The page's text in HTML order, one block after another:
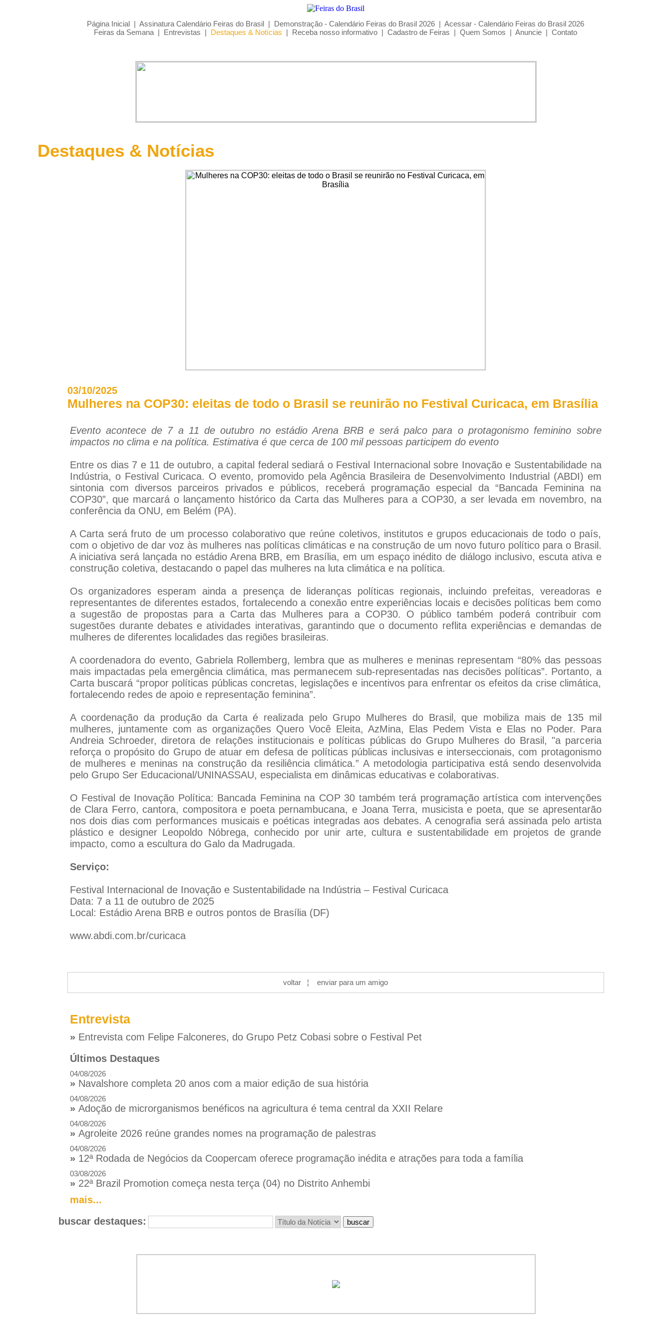
Página Inicial | Assinatura Calendário Feiras do Brasil | Demonstração - Calendário Feiras do Brasil 2026 | Acessar - Calendário Feiras do Brasil 2026
Feiras da Semana | Entrevistas | Destaques & Notícias | Receba nosso informativo | Cadastro de Feiras | Quem Somos | Anuncie | Contato
Destaques & Notícias
03/10/2025
Mulheres na COP30: eleitas de todo o Brasil se reunirão no Festival Curicaca, em Brasília
Evento acontece de 7 a 11 de outubro no estádio Arena BRB e será palco para o protagonismo feminino sobre
impactos no clima e na política. Estimativa é que cerca de 100 mil pessoas participem do evento
Entre os dias 7 e 11 de outubro, a capital federal sediará o Festival Internacional sobre Inovação e Sustentabilidade na
Indústria, o Festival Curicaca. O evento, promovido pela Agência Brasileira de Desenvolvimento Industrial (ABDI) em
sintonia com diversos parceiros privados e públicos, receberá programação especial da “Bancada Feminina na
COP30”, que marcará o lançamento histórico da Carta das Mulheres para a COP30, a ser levada em novembro, na
conferência da ONU, em Belém (PA).
A Carta será fruto de um processo colaborativo que reúne coletivos, institutos e grupos educacionais de todo o país,
com o objetivo de dar voz às mulheres nas políticas climáticas e na construção de um novo futuro político para o Brasil.
A iniciativa será lançada no estádio Arena BRB, em Brasília, em um espaço inédito de diálogo inclusivo, escuta ativa e
construção coletiva, destacando o papel das mulheres na luta climática e na política.
Os organizadores esperam ainda a presença de lideranças políticas regionais, incluindo prefeitas, vereadoras e
representantes de diferentes estados, fortalecendo a conexão entre experiências locais e decisões políticas bem como
a sugestão de propostas para a Carta das Mulheres para a COP30. O público também poderá contribuir com
sugestões durante debates e atividades interativas, garantindo que o documento reflita experiências e demandas de
mulheres de diferentes localidades das regiões brasileiras.
A coordenadora do evento, Gabriela Rollemberg, lembra que as mulheres e meninas representam “80% das pessoas
mais impactadas pela emergência climática, mas permanecem sub-representadas nas decisões políticas”. Portanto, a
Carta buscará “propor políticas públicas concretas, legislações e incentivos para enfrentar os efeitos da crise climática,
fortalecendo redes de apoio e representação feminina”.
A coordenação da produção da Carta é realizada pelo Grupo Mulheres do Brasil, que mobiliza mais de 135 mil
mulheres, juntamente com as organizações Quero Você Eleita, AzMina, Elas Pedem Vista e Elas no Poder. Para
Andreia Schroeder, diretora de relações institucionais e políticas públicas do Grupo Mulheres do Brasil, "a parceria
reforça o propósito do Grupo de atuar em defesa de políticas públicas inclusivas e interseccionais, com protagonismo
de mulheres e meninas na construção da resiliência climática.” A metodologia participativa está sendo desenvolvida
pelo Grupo Ser Educacional/UNINASSAU, especialista em dinâmicas educativas e colaborativas.
O Festival de Inovação Política: Bancada Feminina na COP 30 também terá programação artística com intervenções
de Clara Ferro, cantora, compositora e poeta pernambucana, e Joana Terra, musicista e poeta, que se apresentarão
nos dois dias com performances musicais e poéticas integradas aos debates. A cenografia será assinada pelo artista
plástico e designer Leopoldo Nóbrega, conhecido por unir arte, cultura e sustentabilidade em projetos de grande
impacto, como a escultura do Galo da Madrugada.
Serviço:
Festival Internacional de Inovação e Sustentabilidade na Indústria – Festival Curicaca
Data: 7 a 11 de outubro de 2025
Local: Estádio Arena BRB e outros pontos de Brasília (DF)
www.abdi.com.br/curicaca
voltar ¦ enviar para um amigo
Entrevista
» Entrevista com Felipe Falconeres, do Grupo Petz Cobasi sobre o Festival Pet
Últimos Destaques
04/08/2026
» Navalshore completa 20 anos com a maior edição de sua história
04/08/2026
» Adoção de microrganismos benéficos na agricultura é tema central da XXII Relare
04/08/2026
» Agroleite 2026 reúne grandes nomes na programação de palestras
04/08/2026
» 12ª Rodada de Negócios da Coopercam oferece programação inédita e atrações para toda a família
03/08/2026
» 22ª Brazil Promotion começa nesta terça (04) no Distrito Anhembi
mais...
buscar destaques: